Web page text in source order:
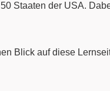
Staaten der USA.
Blick auf diese